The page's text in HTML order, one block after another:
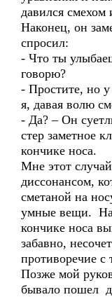
давился смехом
Наконец, он
спросил:
- Что ты
говорю?
- Простите, но у
я, давая волю
- Да? – Он
стер заметное
кончике носа.
Мне этот
диссонансом,
сметаной на
умные вещи.
кончике носа
забавно,
противоречие с
Позже мой
бывало пошел